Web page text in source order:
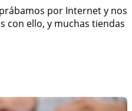
por Internet y nos
con ello, y muchas tiendas